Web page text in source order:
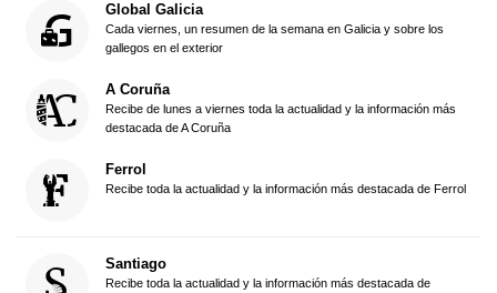
Global Galicia
Cada viernes, un resumen de la semana en Galicia y sobre los
gallegos en el exterior
A Coruña
Recibe de lunes a viernes toda la actualidad y la información más
destacada de A Coruña
Ferrol
Recibe toda la actualidad y la información más destacada de Ferrol
Santiago
Recibe toda la actualidad y la información más destacada de